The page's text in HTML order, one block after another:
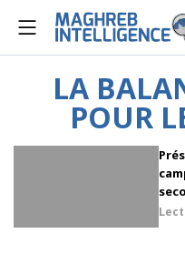
LA
POUR